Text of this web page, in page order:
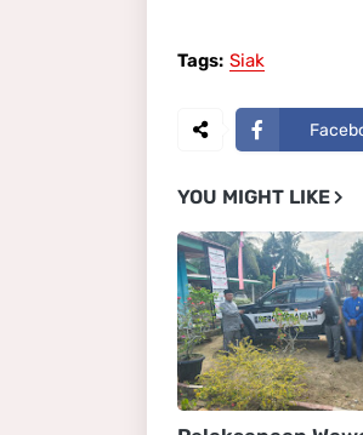
Tags: Siak
YOU MIGHT LIKE